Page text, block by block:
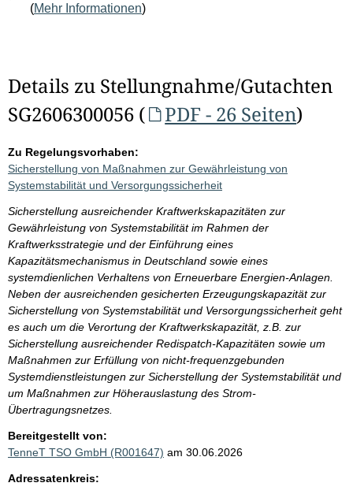
(Mehr Informationen)
Details zu Stellungnahme/Gutachten
SG2606300056 (
PDF - 26 Seiten)
Zu Regelungsvorhaben:
Sicherstellung von Maßnahmen zur Gewährleistung von
Systemstabilität und Versorgungssicherheit
Sicherstellung ausreichender Kraftwerkskapazitäten zur
Gewährleistung von Systemstabilität im Rahmen der
Kraftwerksstrategie und der Einführung eines
Kapazitätsmechanismus in Deutschland sowie eines
systemdienlichen Verhaltens von Erneuerbare Energien-Anlagen.
Neben der ausreichenden gesicherten Erzeugungskapazität zur
Sicherstellung von Systemstabilität und Versorgungssicherheit geht
es auch um die Verortung der Kraftwerkskapazität, z.B. zur
Sicherstellung ausreichender Redispatch-Kapazitäten sowie um
Maßnahmen zur Erfüllung von nicht-frequenzgebunden
Systemdienstleistungen zur Sicherstellung der Systemstabilität und
um Maßnahmen zur Höherauslastung des Strom-
Übertragungsnetzes.
Bereitgestellt von:
TenneT TSO GmbH (R001647) am 30.06.2026
Adressatenkreis: